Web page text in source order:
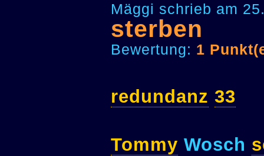
Mäggi schrieb am
sterben
Bewertung: 1
redundanz 33
Tommy Wosch